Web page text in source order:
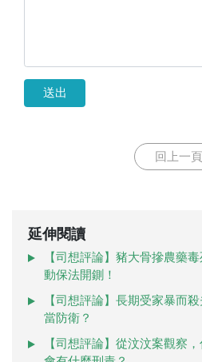
送出
回上一頁
延伸閱讀
【司想評論】豬大骨摻農藥
動保法開鍘！
【司想評論】長期受家暴而
當防衛？
【司想評論】從汶汶案觀察